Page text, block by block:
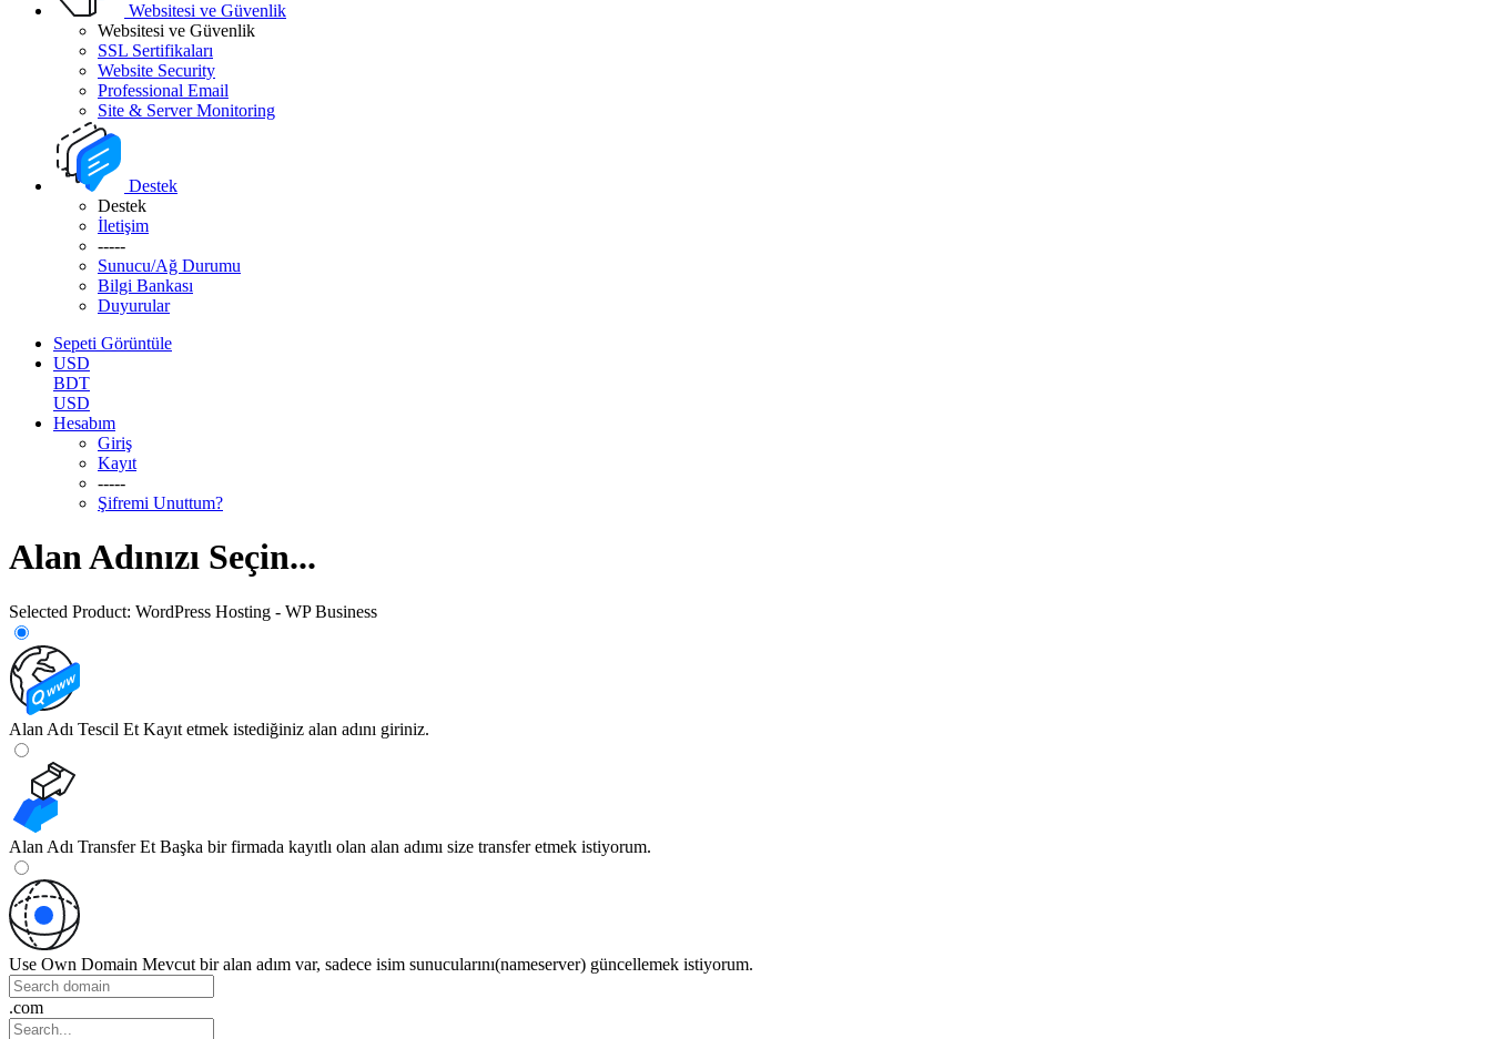
Websitesi ve Güvenlik
Websitesi ve Güvenlik
SSL Sertifikaları
Website Security
Professional Email
Site & Server Monitoring
Destek
Destek
İletişim
-----
Sunucu/Ağ Durumu
Bilgi Bankası
Duyurular
Sepeti Görüntüle
USD
BDT
USD
Hesabım
Giriş
Kayıt
-----
Şifremi Unuttum?
Alan Adınızı Seçin...
Selected Product: WordPress Hosting - WP Business
Alan Adı Tescil Et Kayıt etmek istediğiniz alan adını giriniz.
Alan Adı Transfer Et Başka bir firmada kayıtlı olan alan adımı size transfer etmek istiyorum.
Use Own Domain Mevcut bir alan adım var, sadece isim sunucularını(nameserver) güncellemek istiyorum.
.com